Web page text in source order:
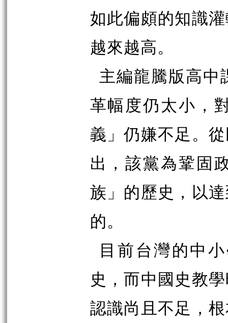
如此偏頗的知識
越來越高。
主編龍騰版高中
革幅度仍太小，
義」仍嫌不足。
出，該黨為鞏固
族」的歷史，以
的。
目前台灣的中
史，而中國史教
認識尚且不足，